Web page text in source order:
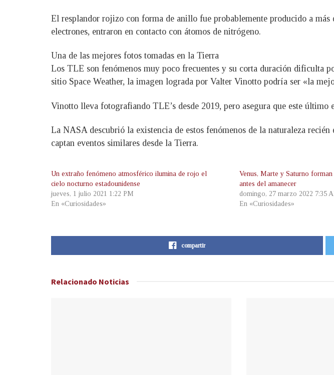
El resplandor rojizo con forma de anillo fue probablemente producido a
electrones, entraron en contacto con átomos de nitrógeno.
Una de las mejores fotos tomadas en la Tierra
Los TLE son fenómenos muy poco frecuentes y su corta duración dificulta
sitio Space Weather, la imagen lograda por Valter Vinotto podría ser «la
Vinotto lleva fotografiando TLE’s desde 2019, pero asegura que este último
La NASA descubrió la existencia de estos fenómenos de la naturaleza
captan eventos similares desde la Tierra.
Un extraño fenómeno atmosférico ilumina de rojo el
cielo nocturno estadounidense
jueves, 1 julio 2021 1:22 PM
En «Curiosidades»
Venus, Marte y Saturno
antes del amanecer
domingo, 27 marzo 2022 7:35
En «Curiosidades»
compartir
Relacionado Noticias